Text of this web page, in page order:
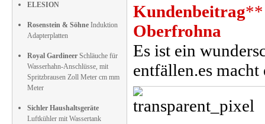
ELESION
Rosenstein & Söhne Induktion
Adapterplatten
Royal Gardineer Schläuche für
Wasserhahn-Anschlüsse, mit
Spritzbrausen Zoll Meter cm mm
Meter
Sichler Haushaltsgeräte
Luftkühler mit Wassertank
Kundenbeitrag**
Oberfrohna
Es ist ein
entfällen.es macht